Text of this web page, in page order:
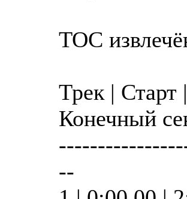
TOC
Трек | Старт
Конечный
--